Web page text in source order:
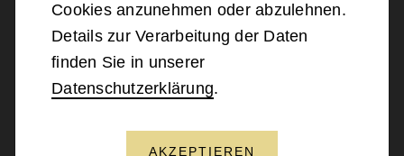
Datenschutz
Kontakt
Cookies anzunehmen oder abzulehnen.
Details zur Verarbeitung der Daten
finden Sie in unserer
Datenschutzerklärung.
AKZEPTIEREN